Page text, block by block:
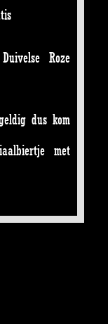
Roze
dus kom
met